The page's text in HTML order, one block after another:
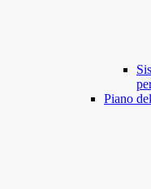
Piano